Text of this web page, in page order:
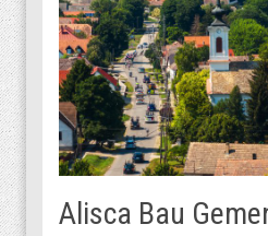
Alisca Bau